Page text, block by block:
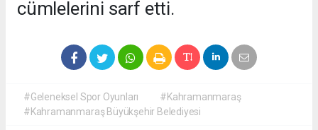
cümlelerini sarf etti.
#Geleneksel Spor Oyunları
#Kahramanmaraş
#Kahramanmaraş Büyükşehir Belediyesi